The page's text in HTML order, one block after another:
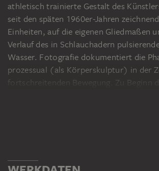
athletisch trainierte Gestalt des
seit den späten 1960er-Jahren
Einheiten, auf die eigenen Gliedmaßen
Verlauf des in Schlauchadern
Wasser. Fotografie dokumentiert die
prozessual (als Körperskulptur) in der
fortschreitenden Bewegung. Zu Beginn
Standpunkt. Die Dominanz des
Fotos: Monika Baumgartl